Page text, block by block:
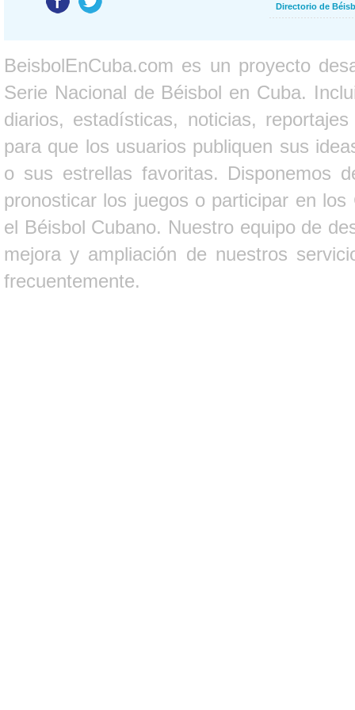
Directorio de
BeisbolEnCuba.com es un proyecto
Serie Nacional de Béisbol en Cuba.
diarios, estadísticas, noticias,
para que los usuarios publiquen sus
o sus estrellas favoritas. Disponemos
pronosticar los juegos o participar en
el Béisbol Cubano. Nuestro equipo de
mejora y ampliación de nuestros
frecuentemente.